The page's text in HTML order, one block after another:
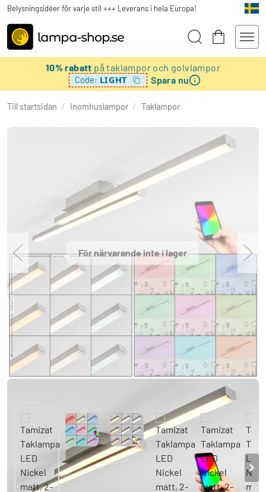
Belysningsidéer för varje stil +++ Leverans i hela Europa!
10% rabatt på taklampor och golvlampor
Code: LIGHT Spara nu
Till startsidan / Inomhuslampor / Taklampor
För närvarande inte i lager